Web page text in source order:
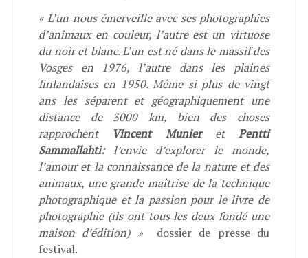
« L’un nous émerveille avec ses photographies
d’animaux en couleur, l’autre est un virtuose
du noir et blanc. L’un est né dans le massif des
Vosges en 1976, l’autre dans les plaines
finlandaises en 1950. Même si plus de vingt
ans les séparent et géographiquement une
distance de 3000 km, bien des choses
rapprochent Vincent Munier etPentti
Sammallahti:l’envie d’explorer le monde,
l’amour et la connaissance de la nature et des
animaux, une grande maîtrise de la technique
photographique et la passion pour le livre de
photographie (ils ont tous les deux fondé une
maison d’édition) » dossier de presse du
festival.